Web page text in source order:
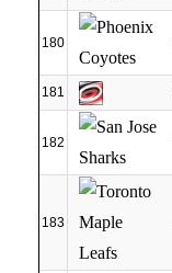
180
181
182
183